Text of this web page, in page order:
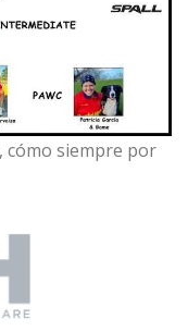
cómo siempre por